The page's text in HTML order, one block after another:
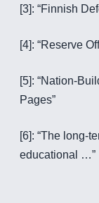
[3]: “Finnish
[4]: “Reserve
[5]: “Nation-
Pages”
[6]: “The long-
educational …”